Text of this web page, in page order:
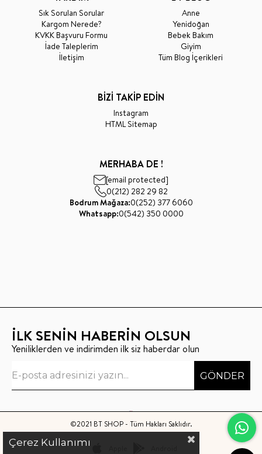
Sık Sorulan Sorular
Kargom Nerede?
KVKK Başvuru Formu
İade Taleplerim
İletişim
Anne
Yenidoğan
Bebek Bakım
Giyim
Tüm Blog İçerikleri
BİZİ TAKİP EDİN
Instagram
HTML Sitemap
MERHABA DE !
[email protected]
0(212) 282 29 82
Bodrum Mağaza:0(252) 377 6060
Whatsapp:0(542) 350 0000
İLK SENİN HABERİN OLSUN
Yeniliklerden ve indirimden ilk siz haberdar olun
GÖNDER
©2021 BT SHOP - Tüm Hakları Saklıdır.
Çerez Kullanımı